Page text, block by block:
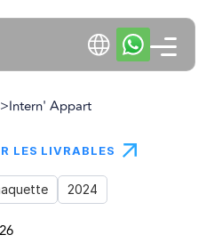
>Intern' Appart
LES LIVRABLES
2024